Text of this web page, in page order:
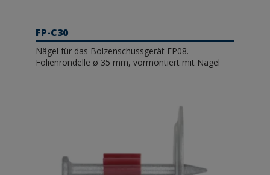
FP-C30
Nägel für das Bolzenschussgerät FP08.
Folienrondelle ø 35 mm, vormontiert mit Nagel